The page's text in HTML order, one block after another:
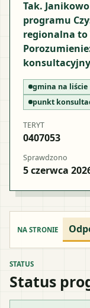
Tak.
programu
regionalna to
gmina na liście
punkt
TERYT
0407053
Sprawdzono
5 czerwca
NA STRONIE
STATUS
Status